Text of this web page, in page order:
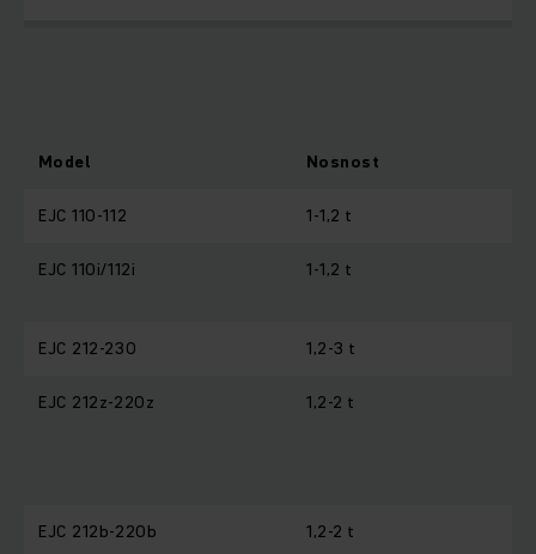
Model Nosnost
EJC 110-112 1-1,2 t
EJC 110i/112i 1-1,2 t
EJC 212-230 1,2-3 t
EJC 212z-220z 1,2-2 t
EJC 212b-220b 1,2-2 t